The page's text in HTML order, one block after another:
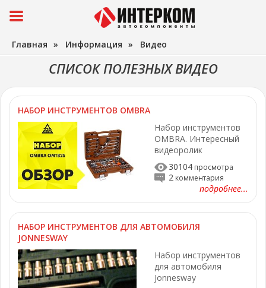
Главная » Информация » Видео
СПИСОК ПОЛЕЗНЫХ ВИДЕО
НАБОР ИНСТРУМЕНТОВ OMBRA
Набор инструментов
OMBRA. Интересный
видеоролик
30104 просмотра
2 комментария
подробнее...
НАБОР ИНСТРУМЕНТОВ ДЛЯ АВТОМОБИЛЯ
JONNESWAY
Набор инструментов
для автомобиля
Jonnesway